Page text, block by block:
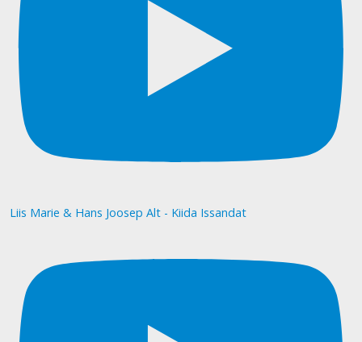
Liis Marie & Hans Joosep Alt - Kiida Issandat